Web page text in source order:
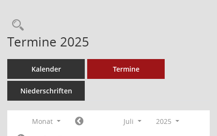
Termine 2025
Kalender Termine
Niederschriften
Monat Juli
2025